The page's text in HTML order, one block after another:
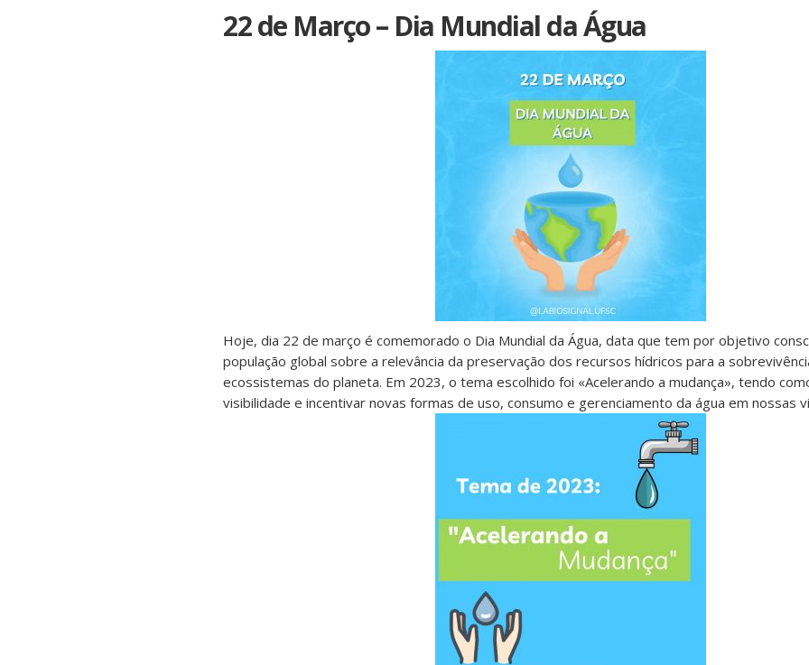
22 de Março – Dia Mundial da Água
Hoje, dia 22 de março é comemorado o Dia Mundial da Água, data que tem por objetivo
população global sobre a relevância da preservação dos recursos hídricos para a
ecossistemas do planeta. Em 2023, o tema escolhido foi «Acelerando a mudança», tendo
visibilidade e incentivar novas formas de uso, consumo e gerenciamento da água em nossas